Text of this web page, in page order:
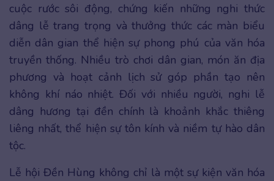
cuộc rước sôi động, chứng kiến những nghi thức
dâng lễ trang trọng và thưởng thức các màn biểu
diễn dân gian thể hiện sự phong phú của văn hóa
truyền thống. Nhiều trò chơi dân gian, món ăn địa
phương và hoạt cảnh lịch sử góp phần tạo nên
không khí náo nhiệt. Đối với nhiều người, nghi lễ
dâng hương tại đền chính là khoảnh khắc thiêng
liêng nhất, thể hiện sự tôn kính và niềm tự hào dân
tộc.
Lễ hội Đền Hùng không chỉ là một sự kiện văn hóa